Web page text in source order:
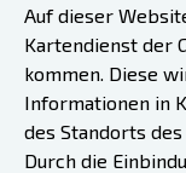
Auf dieser
Kartendienst der
kommen. Diese
Informationen in
des Standorts
Durch die